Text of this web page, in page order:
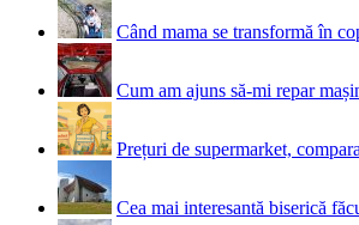
Când mama se transformă în
Cum am ajuns să-mi repar
Prețuri de supermarket,
Cea mai interesantă biserică